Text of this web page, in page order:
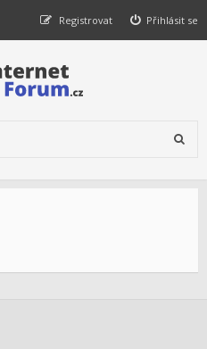
Přihlásit se
Registrovat